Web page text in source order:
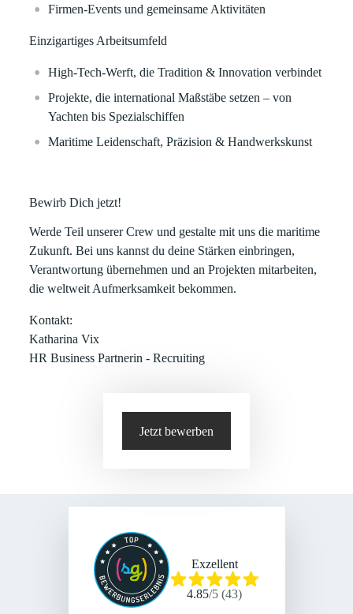
Firmen‑Events und gemeinsame Aktivitäten
Einzigartiges Arbeitsumfeld
High‑Tech‑Werft, die Tradition & Innovation verbindet
Projekte, die international Maßstäbe setzen – von
Yachten bis Spezialschiffen
Maritime Leidenschaft, Präzision & Handwerkskunst
Bewirb Dich jetzt!
Werde Teil unserer Crew und gestalte mit uns die maritime
Zukunft. Bei uns kannst du deine Stärken einbringen,
Verantwortung übernehmen und an Projekten mitarbeiten,
die weltweit Aufmerksamkeit bekommen.
Kontakt:
Katharina Vix
HR Business Partnerin - Recruiting
Jetzt bewerben
Exzellent
4.85/5 (43)